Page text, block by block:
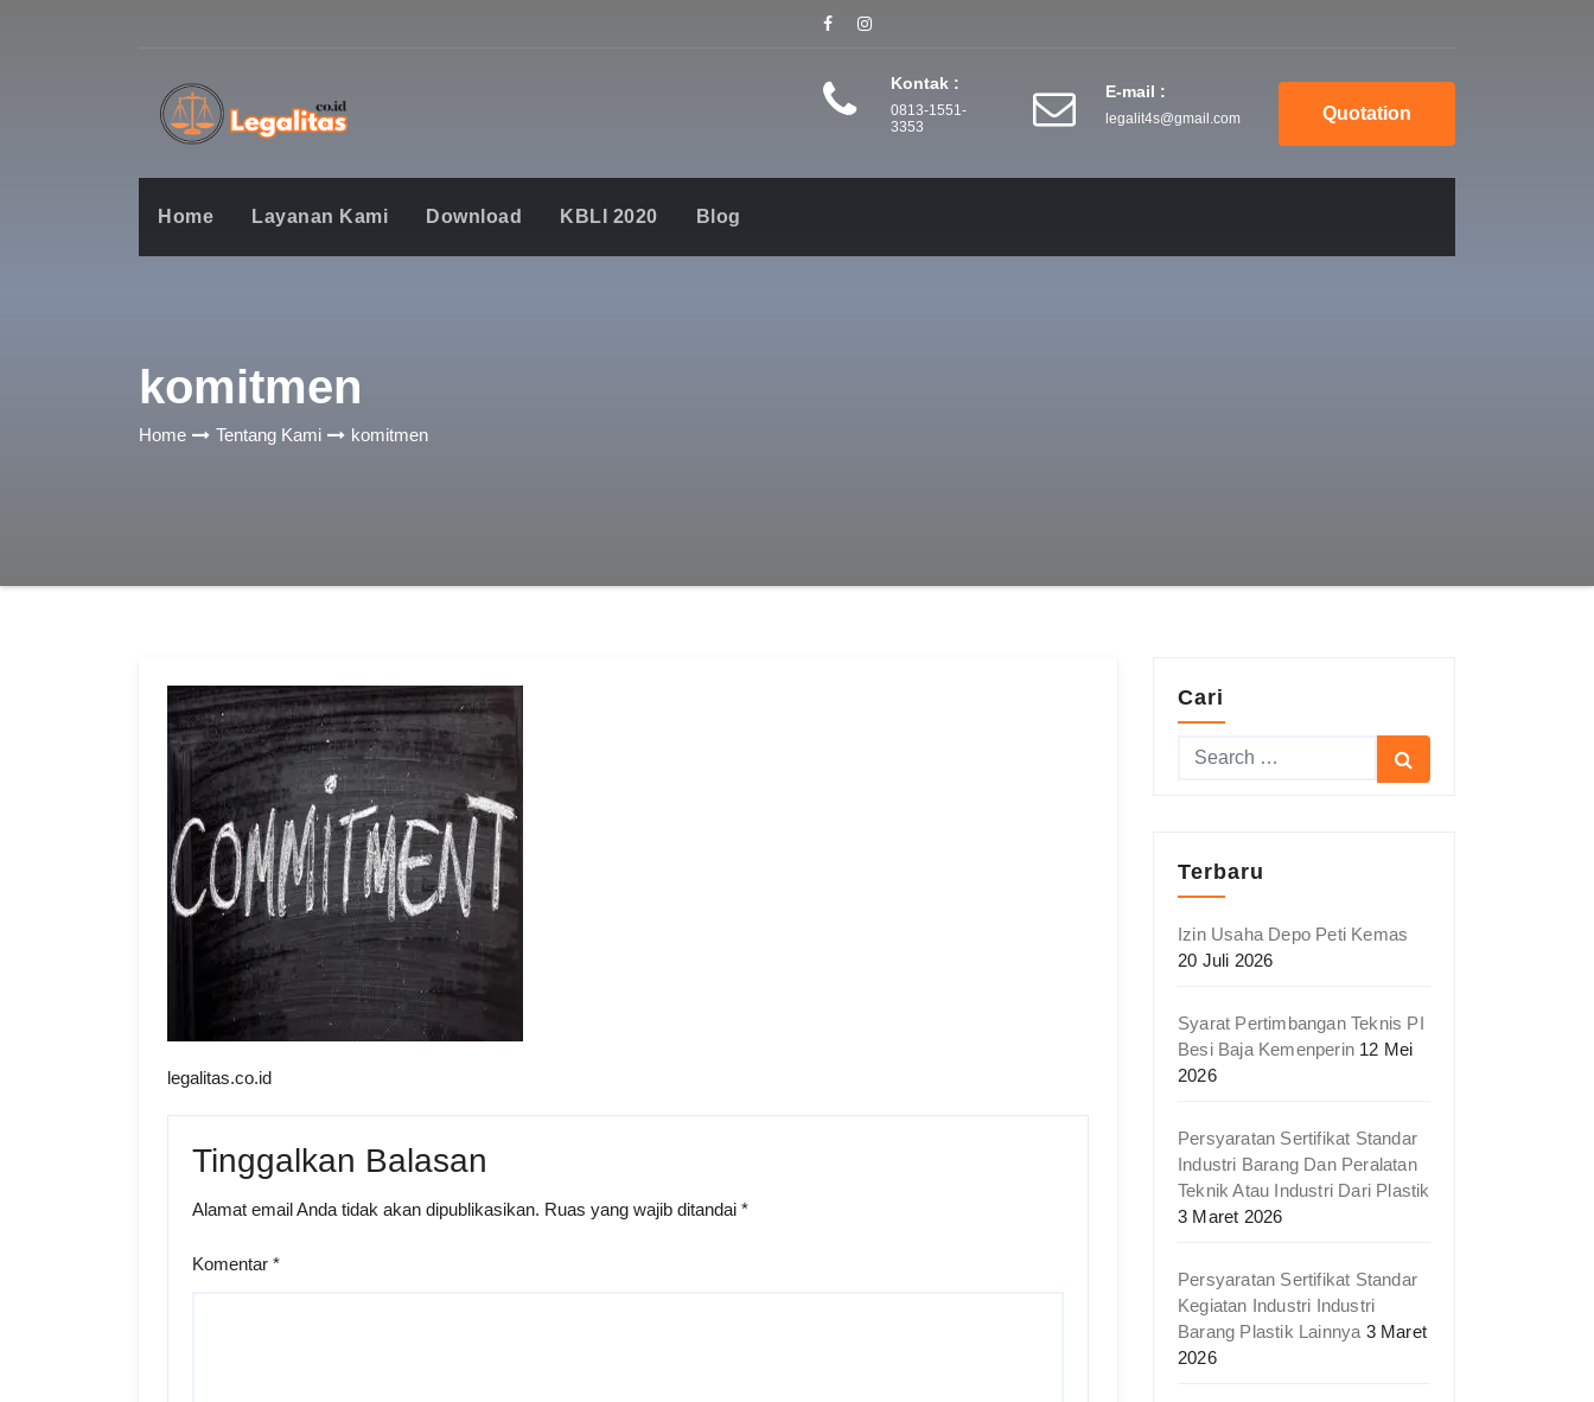
Kontak :
0813-1551-
3353
E-mail :
legalit4s@gmail.com Quotation
Home Layanan Kami Download KBLI 2020 Blog
komitmen
Home Tentang Kami komitmen
legalitas.co.id
Tinggalkan Balasan
Alamat email Anda tidak akan dipublikasikan. Ruas yang wajib ditandai *
Komentar *
Cari
Terbaru
Izin Usaha Depo Peti Kemas
20 Juli 2026
Syarat Pertimbangan Teknis PI
Besi Baja Kemenperin 12 Mei
2026
Persyaratan Sertifikat Standar
Industri Barang Dan Peralatan
Teknik Atau Industri Dari Plastik
3 Maret 2026
Persyaratan Sertifikat Standar
Kegiatan Industri Industri
Barang Plastik Lainnya 3 Maret
2026